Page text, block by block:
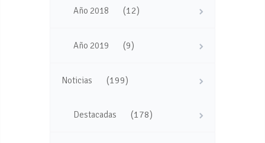
Año 2018 (12)
Año 2019 (9)
Noticias (199)
Destacadas (178)